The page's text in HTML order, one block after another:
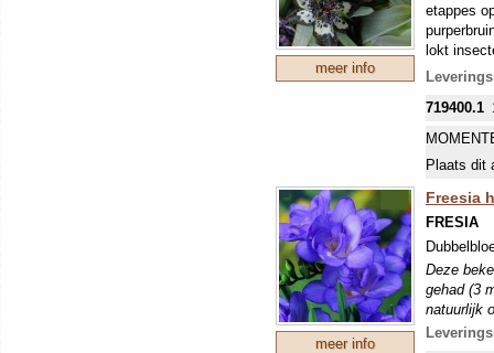
meer info
etappes
lokt
719400.1
Plaats dit
meer info
Freesia
FRESIA
Deze
gehad (3
natuurlijk